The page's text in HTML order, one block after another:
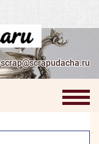
scrap@scrapudacha.ru